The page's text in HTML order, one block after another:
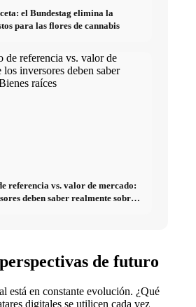
el Bundestag elimina la
para las flores de cannabis
referencia vs. valor de mercado:
deben saber realmente sobre
de futuro
está en constante evolución. ¿Qué
digitales se utilicen cada vez